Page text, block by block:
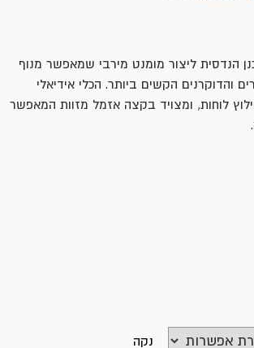
הנדסית ליצור מומנט מירבי שמאפשר מנוף
והדוקרנים הקשים ביותר. הכלי אידיאלי
לוחות, ומצויד בקצה אזמל מזוות המאפשר
נקה